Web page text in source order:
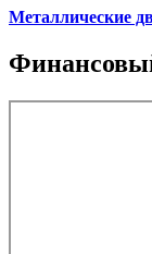
Металлические